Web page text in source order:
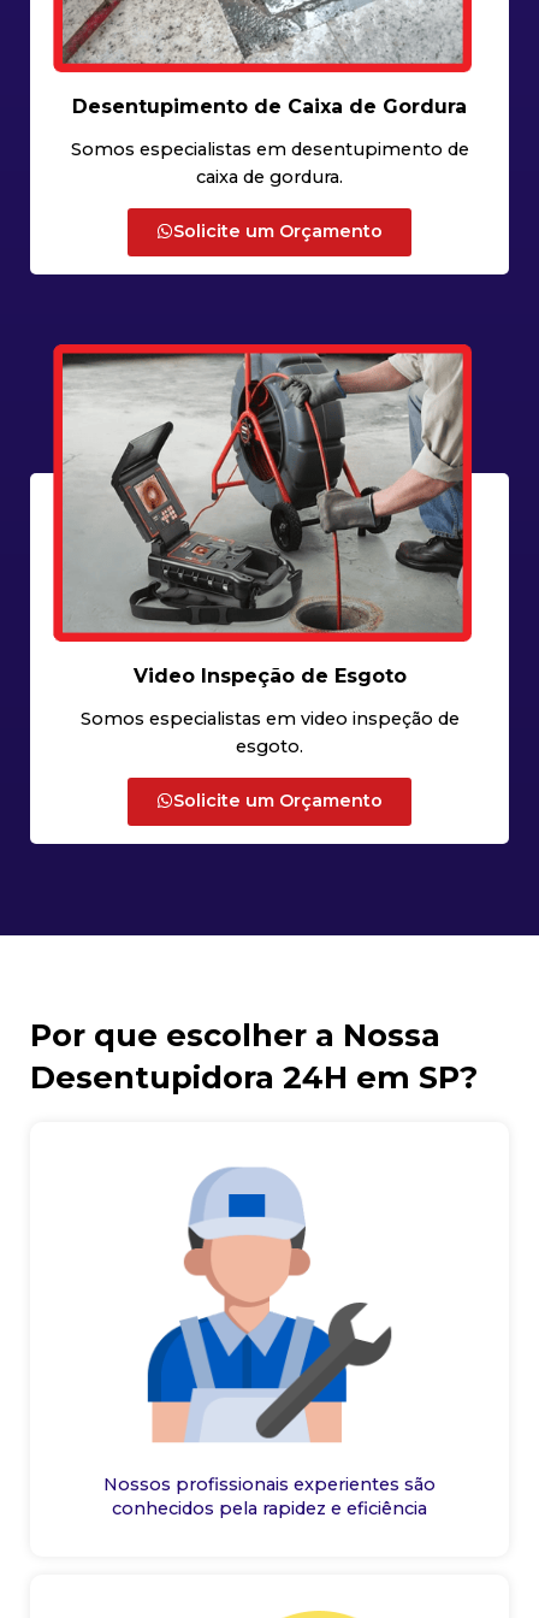
Desentupimento de Caixa de Gordura
Somos especialistas em desentupimento de
caixa de gordura.
Solicite um Orçamento
Video Inspeção de Esgoto
Somos especialistas em video inspeção de
esgoto.
Solicite um Orçamento
Por que escolher a Nossa
Desentupidora 24H em SP?
Nossos profissionais experientes são
conhecidos pela rapidez e eficiência